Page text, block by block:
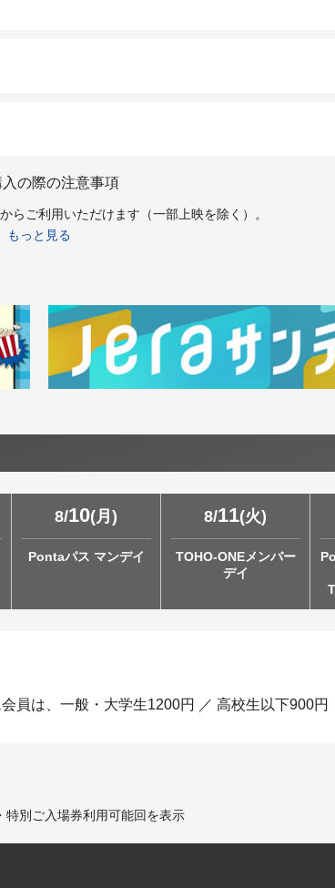
の際の注意事項
らご利用いただけます（一部上映を除く）。
、保護者同伴であってもご入場いただけません。
もっと見る
8/10(月 )
Pontaパス マンデイ
8/11(火)
TOHO-ONEメンバー
デイ
員は、一般・大学生1200円 ／ 高校生以下900
特別ご入場券利用可能回を表示